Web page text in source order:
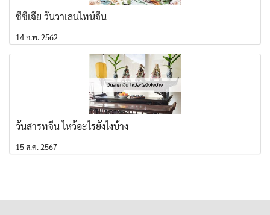
ชีซีเจี๋ย วันวาเลนไทน์จีน
14 ก.พ. 2562
วันสารทจีน ไหว้อะไรยังไงบ้าง
15 ส.ค. 2567